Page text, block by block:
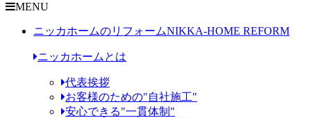
MENU
ニッカホームのリフォームNIKKA-HOME REFORM
ニッカホームとは
代表挨拶
お客様のための"自社施工"
安心できる"一貫体制"